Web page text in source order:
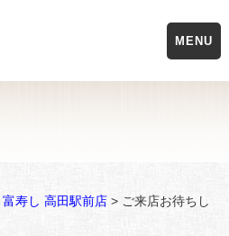
富寿し 高田駅前店> ご来店お待ちし
MENU